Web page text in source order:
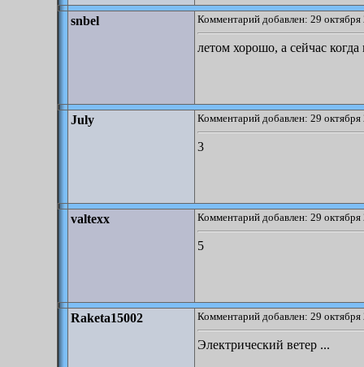
snbel Комментарий добавлен: 29
летом хорошо, а сейчас
July Комментарий добавлен: 29
3
valtexx Комментарий добавлен: 29
5
Raketa15002 Комментарий добавлен: 29
Электрический ветер ...